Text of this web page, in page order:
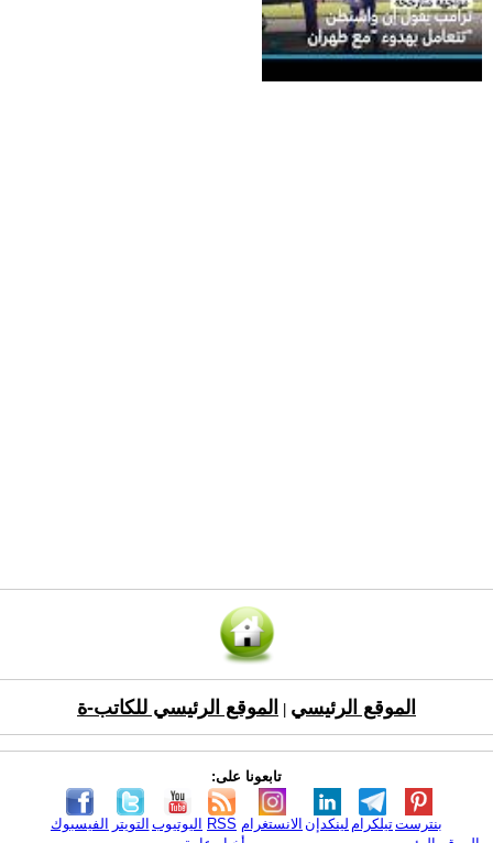
الموقع الرئيسي الموقع الرئيسي للكاتب-ة
تابعونا على:
الفيسبوك التويتر اليوتيوب RSS الانستغرام لينكدإن تيلكرامبنترست